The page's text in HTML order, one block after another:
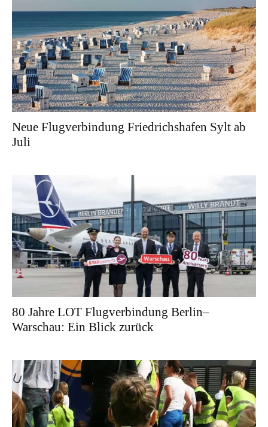
Neue Flugverbindung Friedrichshafen Sylt ab
Juli
80 Jahre LOT Flugverbindung Berlin–
Warschau: Ein Blick zurück